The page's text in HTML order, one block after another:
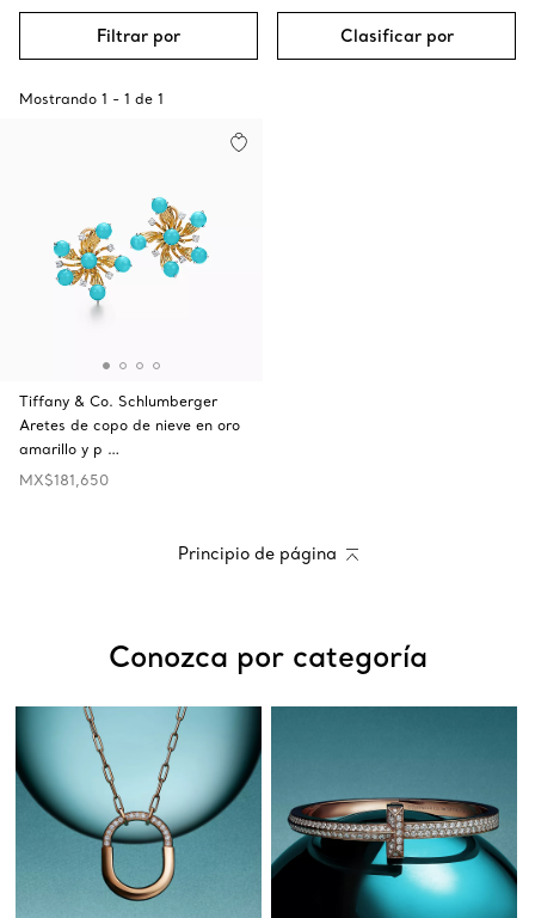
Filtrar por Clasificar por
Mostrando 1 - 1 de 1
Tiffany & Co. Schlumberger
Aretes de copo de nieve en oro
amarillo y p …
MX$181,650
Principio de página
Conozca por categoría